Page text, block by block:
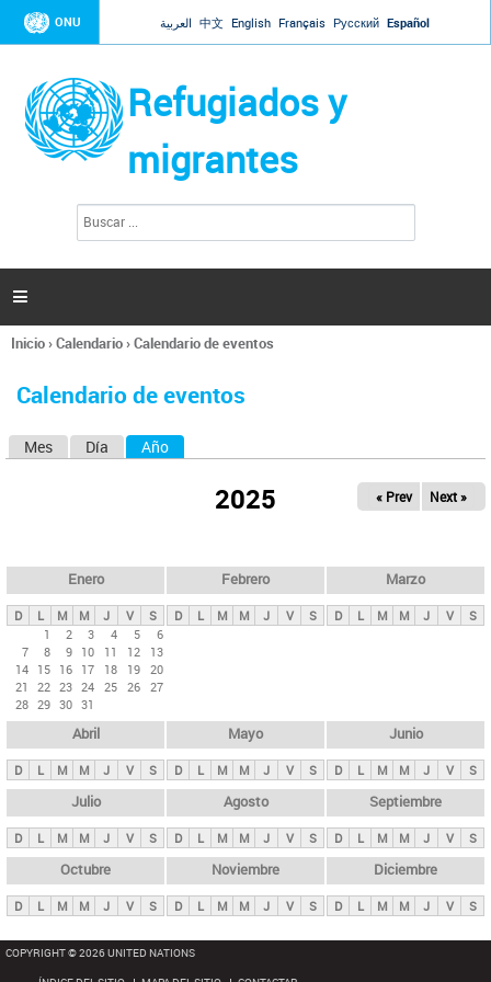
Jump to navigation
ONU العربية 中文 English Français Русский Español
Refugiados y
migrantes
l
d
s

Se
usted
Inicio›Calendario›Calendario de eventos
Calendario de eventos
s
p
n
i
p
a
l
s
Mes Día Año
2025 « Prev Next »
Enero
D L M M J V
S
1
2 3 4 5
6
7
8 9 10 11 12
13
14 15 16 17 18 19 20
21
22 23 24 25 26 27
28 29 30 31
Febrero
D L M M J V S
Marzo
D L M M J V S
Abril
D L M M J V S
Mayo
D L M M J V S
Junio
D L M M J V S
Julio
D L M M J V S
Agosto
D L M M J V S
Septiembre
D L M M J V S
Octubre
D L M M J V S
Noviembre
D L M M J V S
Diciembre
D L M M J V S
COPYRIGHT © 2026 UNITED NATIONS